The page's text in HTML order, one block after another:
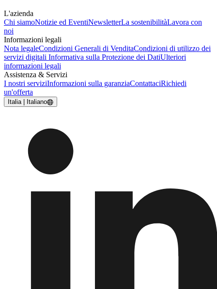
L'azienda
Chi siamoNotizie ed EventiNewsletterLa sostenibilitàLavora con
noi
Informazioni legali
Nota legaleCondizioni Generali di VenditaCondizioni di utilizzo dei
servizi digitali Informativa sulla Protezione dei DatiUlteriori
informazioni legali
Assistenza & Servizi
I nostri serviziInformazioni sulla garanziaContattaciRichiedi
un'offerta
Italia | Italiano